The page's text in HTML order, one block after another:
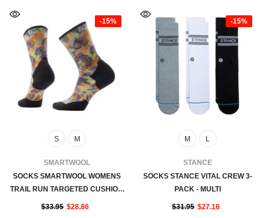
-15%
S M
FOURNISSEUR:SMARTWOOL
SOCKS SMARTWOOL WOMENS
TRAIL RUN TARGETED CUSHION
FLORAL PARTY PRINT -
$33.95 $28.86
-15%
M L
FOURNISSEUR:STANCE
SOCKS STANCE VITAL CREW 3-
PACK - MULTI
$31.95 $27.16